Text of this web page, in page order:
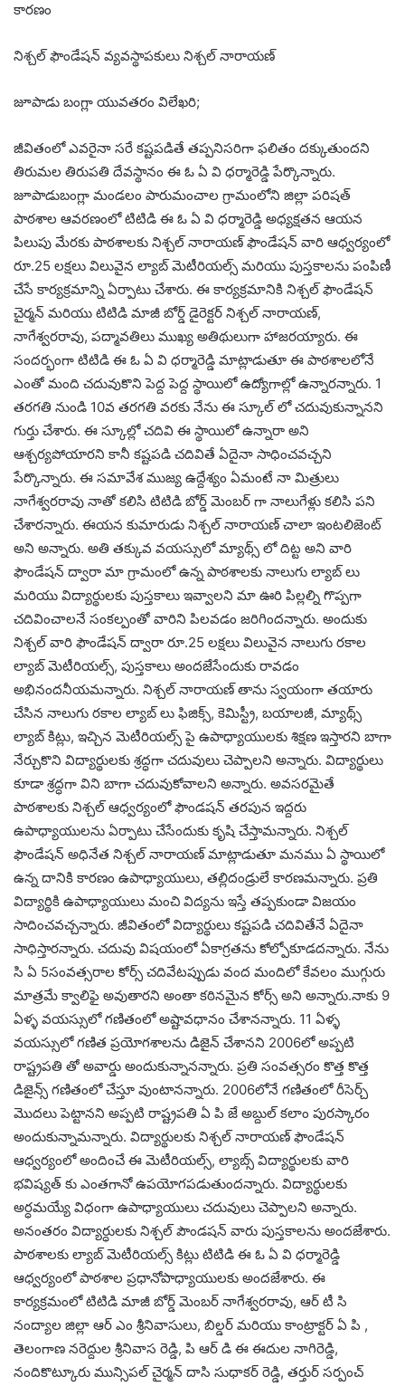
కారణం
నిశ్చల్ ఫౌండేషన్ వ్యవస్థాపకులు నిశ్చల్ నారాయణ్
జూపాడు బంగ్లా యువతరం విలేఖరి;
జీవితంలో ఎవరైనా సరే కష్టపడితే తప్పనిసరిగా ఫలితం దక్కుతుందని
తిరుమల తిరుపతి దేవస్థానం ఈ ఓ ఏ వి ధర్మారెడ్డి పేర్కొన్నారు.
జూపాడుబంగ్లా మండలం పారుమంచాల గ్రామంలోని జిల్లా పరిషత్
పాఠశాల ఆవరణంలో టిటిడి ఈ ఓ ఏ వి ధర్మారెడ్డి అధ్యక్షతన ఆయన
పిలుపు మేరకు పాఠశాలకు నిశ్చల్ నారాయణ్ ఫౌండేషన్ వారి ఆధ్వర్యంలో
రూ.25 లక్షలు విలువైన ల్యాబ్ మెటీరియల్స్ మరియు పుస్తకాలను పంపిణీ
చేసే కార్యక్రమాన్ని ఏర్పాటు చేశారు. ఈ కార్యక్రమానికి నిశ్చల్ ఫౌండేషన్
చైర్మన్ మరియు టిటిడి మాజీ బోర్డ్ డైరెక్టర్ నిశ్చల్ నారాయణ్,
నాగేశ్వరరావు, పద్మావతిలు ముఖ్య అతిథులుగా హాజరయ్యారు. ఈ
సందర్భంగా టిటిడి ఈ ఓ ఏ వి ధర్మారెడ్డి మాట్లాడుతూ ఈ పాఠశాలలోనే
ఎంతో మంది చదువుకొని పెద్ద పెద్ద స్థాయిలో ఉద్యోగాల్లో ఉన్నారన్నారు. 1
తరగతి నుండి 10వ తరగతి వరకు నేను ఈ స్కూల్ లో చదువుకున్నానని
గుర్తు చేశారు. ఈ స్కూల్లో చదివి ఈ స్థాయిలో ఉన్నారా అని
ఆశ్చర్యపోయారని కానీ కష్టపడి చదివితే ఏదైనా సాధించవచ్చని
పేర్కొన్నారు. ఈ సమావేశ ముజ్య ఉద్దేశ్యం ఏమంటే నా మిత్రులు
నాగేశ్వరరావు నాతో కలిసి టిటిడి బోర్డ్ మెంబర్ గా నాలుగేళ్లు కలిసి పని
చేశారన్నారు. ఈయన కుమారుడు నిశ్చల్ నారాయణ్ చాలా ఇంటలిజెంట్
అని అన్నారు. అతి తక్కువ వయస్సులో మ్యాథ్స్ లో దిట్ట అని వారి
ఫౌండేషన్ ద్వారా మా గ్రామంలో ఉన్న పాఠశాలకు నాలుగు ల్యాబ్ లు
మరియు విద్యార్థులకు పుస్తకాలు ఇవ్వాలని మా ఊరి పిల్లల్ని గొప్పగా
చదివించాలనే సంకల్పంతో వారిని పిలవడం జరిగిందన్నారు. అందుకు
నిశ్చల్ వారి ఫౌండేషన్ ద్వారా రూ.25 లక్షలు విలువైన నాలుగు రకాల
ల్యాబ్ మెటీరియల్స్, పుస్తకాలు అందజేసేందుకు రావడం
అభినందనీయమన్నారు. నిశ్చల్ నారాయణ్ తాను స్వయంగా తయారు
చేసిన నాలుగు రకాల ల్యాబ్ లు ఫిజిక్స్, కెమిస్ట్రీ, బయాలజీ, మ్యాథ్స్
ల్యాబ్ కిట్లు, ఇచ్చిన మెటీరియల్స్ పై ఉపాధ్యాయులకు శిక్షణ ఇస్తారని బాగా
నేర్చుకొని విద్యార్థులకు శ్రద్ధగా చదువులు చెప్పాలని అన్నారు. విద్యార్థులు
కూడా శ్రద్ధగా విని బాగా చదువుకోవాలని అన్నారు. అవసరమైతే
పాఠశాలకు నిశ్చల్ ఆధ్వర్యంలో ఫౌండషన్ తరపున ఇద్దరు
ఉపాధ్యాయులను ఏర్పాటు చేసేందుకు కృషి చేస్తామన్నారు. నిశ్చల్
ఫౌండేషన్ అధినేత నిశ్చల్ నారాయణ్ మాట్లాడుతూ మనము ఏ స్థాయిలో
ఉన్న దానికి కారణం ఉపాధ్యాయులు, తల్లిదండ్రులే కారణమన్నారు. ప్రతి
విద్యార్థికి ఉపాధ్యాయులు మంచి విద్యను ఇస్తే తప్పకుండా విజయం
సాదించవచ్చన్నారు. జీవితంలో విద్యార్థులు కష్టపడి చదివితేనే ఏదైనా
సాధిస్తారన్నారు. చదువు విషయంలో ఏకాగ్రతను కోల్పోకూడదన్నారు. నేను
సి ఏ 5సంవత్సరాల కోర్స్ చదివేటప్పుడు వంద మందిలో కేవలం ముగ్గురు
మాత్రమే క్వాలిఫై అవుతారని అంతా కఠినమైన కోర్స్ అని అన్నారు.నాకు 9
ఏళ్ళ వయస్సులో గణితంలో అష్టావధానం చేశానన్నారు. 11 ఏళ్ళ
వయస్సులో గణిత ప్రయోగశాలను డిజైన్ చేశానని 2006లో అప్పటి
రాష్ట్రపతి తో అవార్డు అందుకున్నానన్నారు. ప్రతి సంవత్సరం కొత్త కొత్త
డిజైన్స్ గణితంలో చేస్తూ వుంటానన్నారు. 2006లోనే గణితంలో రీసెర్చ్
మొదలు పెట్టానని అప్పటి రాష్ట్రపతి ఏ పి జే అబ్దుల్ కలాం పురస్కారం
అందుకున్నామన్నారు. విద్యార్థులకు నిశ్చల్ నారాయణ్ ఫౌండేషన్
ఆధ్వర్యంలో అందించే ఈ మెటీరియల్స్, ల్యాబ్స్ విద్యార్థులకు వారి
భవిష్యత్ కు ఎంతగానో ఉపయోగపడుతుందన్నారు. విద్యార్థులకు
అర్ధమయ్యే విధంగా ఉపాధ్యాయులు చదువులు చెప్పాలని అన్నారు.
అనంతరం విద్యార్ధులకు నిశ్చల్ పౌండషన్ వారు పుస్తకాలను అందజేశారు.
పాఠశాలకు ల్యాబ్ మెటీరియల్స్ కిట్లు టిటిడి ఈ ఓ ఏ వి ధర్మారెడ్డి
ఆధ్వర్యంలో పాఠశాల ప్రధానోపాధ్యాయులకు అందజేశారు. ఈ
కార్యక్రమంలో టిటిడి మాజీ బోర్డ్ మెంబర్ నాగేశ్వరరావు, ఆర్ టీ సి
నంద్యాల జిల్లా ఆర్ ఎం శ్రీనివాసులు, బిల్డర్ మరియు కాంట్రాక్టర్ ఏ పి ,
తెలంగాణ నరెద్దుల శ్రీనివాస రెడ్డి, పి ఆర్ డి ఈ ఈదుల నాగిరెడ్డి,
నందికొట్కూరు మున్సిపల్ చైర్మన్ దాసి సుధాకర్ రెడ్డి, తర్తుర్ సర్పంచ్